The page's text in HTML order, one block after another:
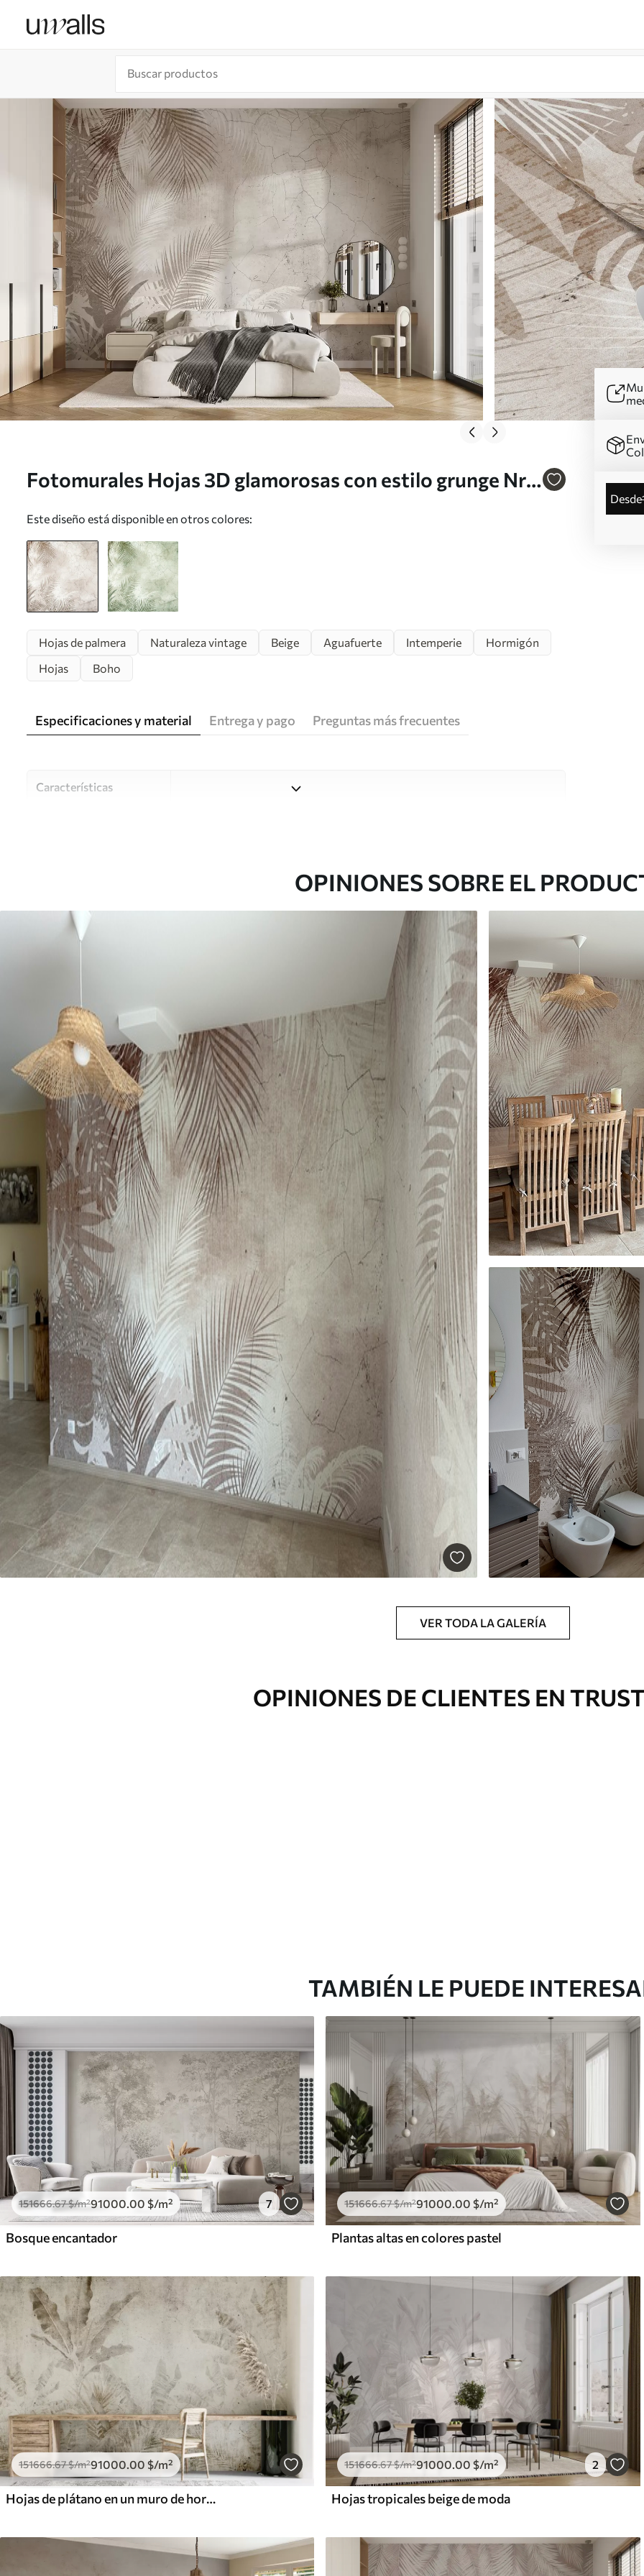
Fotomurales Hojas 3D glamorosas con estilo grunge Nr.
Este diseño está disponible en otros colores:
desde
Hojas de palmera Naturaleza vintage Beige Aguafuerte Intemperie
Hormigón
Hojas
Boho
Especificaciones y material Entrega y pago Preguntas más frecuentes
Características
Estudio de diseño Uwalls
Número de artículo
Impreso bajo pedido y entregado en rollos de hasta 50 cm de ancho.
Adicionalmente Disponible con recubrimiento de barniz y/o adhesivo para empapelar.
Limpieza
Se puede limpiar suavemente con una esponja suave. Los murales de pared
con recubrimiento de barniz pueden limpiarse con agua.
Método de aplicación
Hasta 360 cm de altura: aplicación sin juntas.
Más de 360 cm de altura: aplicación con solapamiento.
Materiales disponibles
Estándar
151666.67 91000 .00 $ /m²
Premium
181666 .67
Vinilo Premium
199833.33119900 $/m²
OPINIONES SOBRE EL
VER TODA LA GALERÍA
OPINIONES DE CLIENTES EN
TAMBIÉN LE PUEDE
151666.67$/m²91000.00 $/m² 7
Bosque encantador
151666.67$/m²91000.00 $/m²
Plantas altas en colores pastel
151666.67$/m²91000.00 $/m²
Hojas de plátano en un muro de hormigón
151666.67$/m²91000.00 $/m² 2
Hojas tropicales beige de moda